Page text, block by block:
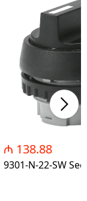
₼ 138.88
9301-N-22-SW